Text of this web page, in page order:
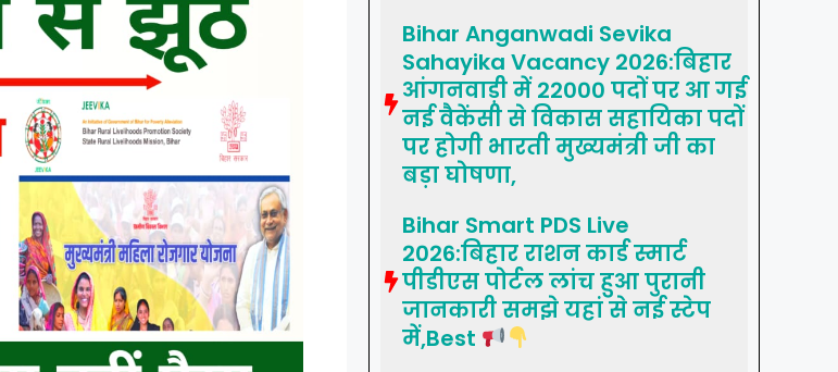
Bihar Anganwadi Sevika
Sahayika Vacancy 2026:बिहार
आंगनवाड़ी में 22000 पदों पर आ गई
नई वैकेंसी से विकास सहायिका पदों
पर होगी भारती मुख्यमंत्री जी का
बड़ा घोषणा,
Bihar Smart PDS Live
2026:बिहार राशन कार्ड स्मार्ट
पीडीएस पोर्टल लांच हुआ पुरानी
जानकारी समझे यहां से नई स्टेप
में,Best